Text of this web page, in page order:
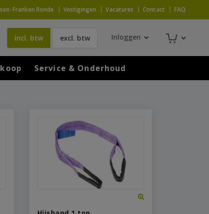
Franken Ronde Vestigingen Vacatures Contact FAQ
incl. btw excl. btw Inloggen
Service & Onderhoud